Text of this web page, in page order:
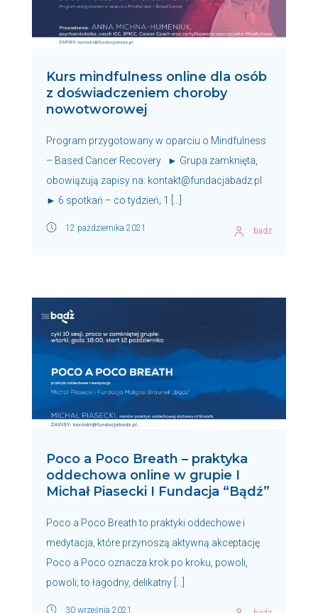
Kurs mindfulness online dla osób
z doświadczeniem choroby
nowotworowej
Program przygotowany w oparciu o Mindfulness
– Based Cancer Recovery ► Grupa zamknięta,
obowiązują zapisy na: kontakt@fundacjabadz.pl
► 6 spotkań – co tydzień; 1 […]
12 października 2021 badz
Poco a Poco Breath – praktyka
oddechowa online w grupie I
Michał Piasecki I Fundacja “Bądź”
Poco a Poco Breath to praktyki oddechowe i
medytacja, które przynoszą aktywną akceptację.
Poco a Poco oznacza krok po kroku, powoli,
powoli; to łagodny, delikatny […]
30 września 2021